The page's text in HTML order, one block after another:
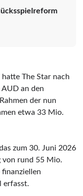
The Star nach
an den
der nun
etwa 33 Mio.
zum 30. Juni 2026
von rund 55 Mio.
erfasst.